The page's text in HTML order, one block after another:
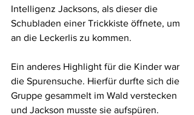
Intelligenz Jacksons, als dieser die
Schubladen einer Trickkiste öffnete, um
an die Leckerlis zu kommen.
Ein anderes Highlight für die Kinder war
die Spurensuche. Hierfür durfte sich die
Gruppe gesammelt im Wald verstecken
und Jackson musste sie aufspüren.